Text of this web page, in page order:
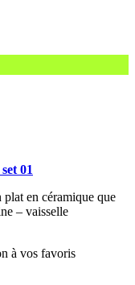
01
en céramique que
– vaisselle